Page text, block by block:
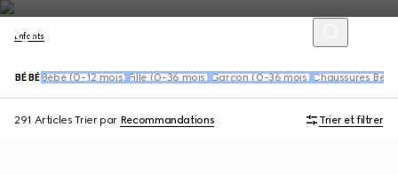
Enfants
BÉBÉ Bébé (0-12 mois) Fille (0-36 mois) Garçon (0-36 mois) Chaussures
291 Articles Trier par Recommandations Trier et filtrer